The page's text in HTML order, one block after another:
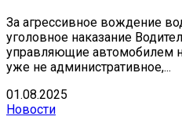
За агрессивное вождение
уголовное наказание
управляющие автомобилем
уже не административное,...
01.08.2025
Новости